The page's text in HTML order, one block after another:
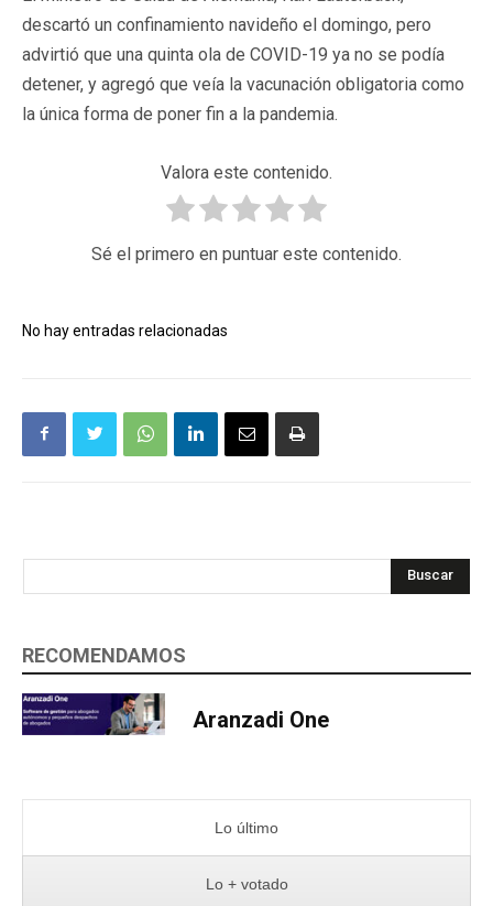
descartó un confinamiento navideño el domingo, pero
advirtió que una quinta ola de COVID-19 ya no se podía
detener, y agregó que veía la vacunación obligatoria como
la única forma de poner fin a la pandemia.
Valora este contenido.
Sé el primero en puntuar este contenido.
No hay entradas relacionadas
Buscar
RECOMENDAMOS
Aranzadi One
Lo último
Lo + votado